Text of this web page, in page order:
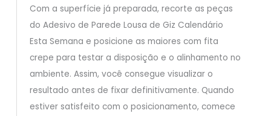
Com a superfície já preparada, recorte as peças
do Adesivo de Parede Lousa de Giz Calendário
Esta Semana e posicione as maiores com fita
crepe para testar a disposição e o alinhamento no
ambiente. Assim, você consegue visualizar o
resultado antes de fixar definitivamente. Quando
estiver satisfeito com o posicionamento, comece